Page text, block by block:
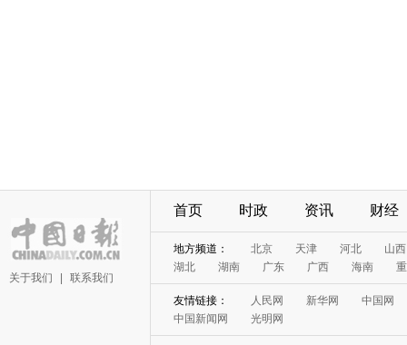
关于我们 联系我们
首页 时政 资讯 财经
地方频道： 北京 天津 河北
山西
湖北
湖南 广东 广西 海南
友情链接： 人民网 新华网
中国网
中国新闻网
光明网